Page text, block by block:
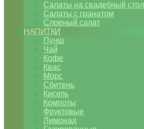
Салаты на свадебный стол
Салаты с гранатом
Слоеный салат
НАПИТКИ
Пунш
Чай
Кофе
Квас
Морс
Сбитень
Кисель
Компоты
Фруктовые
Лимонад